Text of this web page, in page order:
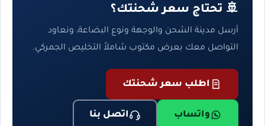
🚢 تحتاج سعر شحنتك؟
أرسل مدينة الشحن والوجهة ونوع البضاعة، ونعاود
التواصل معك بعرض مكتوب شاملاً التخليص الجمركي.
اطلب سعر شحنتك
واتساب اتصل بنا